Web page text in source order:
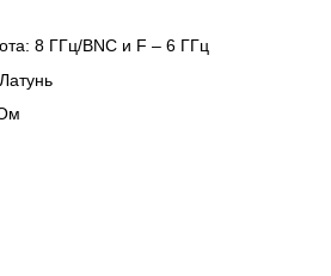
8 ГГц/BNC и F – 6 ГГц